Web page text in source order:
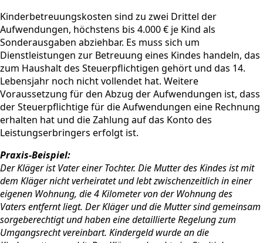
Kinderbetreuungskosten sind zu zwei Drittel der
Aufwendungen, höchstens bis 4.000 € je Kind als
Sonderausgaben abziehbar. Es muss sich um
Dienstleistungen zur Betreuung eines Kindes handeln, das
zum Haushalt des Steuerpflichtigen gehört und das 14.
Lebensjahr noch nicht vollendet hat. Weitere
Voraussetzung für den Abzug der Aufwendungen ist, dass
der Steuerpflichtige für die Aufwendungen eine Rechnung
erhalten hat und die Zahlung auf das Konto des
Leistungserbringers erfolgt ist.
Praxis-Beispiel:
Der Kläger ist Vater einer Tochter. Die Mutter des Kindes ist mit
dem Kläger nicht verheiratet und lebt zwischenzeitlich in einer
eigenen Wohnung, die 4 Kilometer von der Wohnung des
Vaters entfernt liegt. Der Kläger und die Mutter sind gemeinsam
sorgeberechtigt und haben eine detaillierte Regelung zum
Umgangsrecht vereinbart. Kindergeld wurde an die